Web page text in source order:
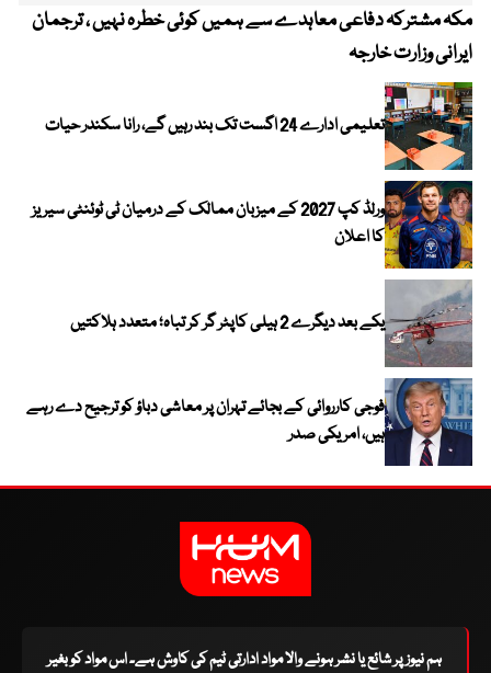
مکہ مشترکہ دفاعی معاہدے سے ہمیں کوئی خطرہ نہیں ، ترجمان
ایرانی وزارت خارجہ
تعلیمی ادارے 24 اگست تک بند رہیں گے، رانا سکندر حیات
ورلڈ کپ 2027 کے میزبان ممالک کے درمیان ٹی ٹوئنٹی سیریز
کا اعلان
یکے بعد دیگرے 2 ہیلی کاپٹر گر کر تباہ؛ متعدد ہلاکتیں
فوجی کارروائی کے بجائے تہران پر معاشی دباؤ کو ترجیح دے رہے
ہیں، امریکی صدر
ہم نیوز پر شائع یا نشر ہونے والا مواد ادارتی ٹیم کی کاوش ہے۔ اس مواد کو بغیر